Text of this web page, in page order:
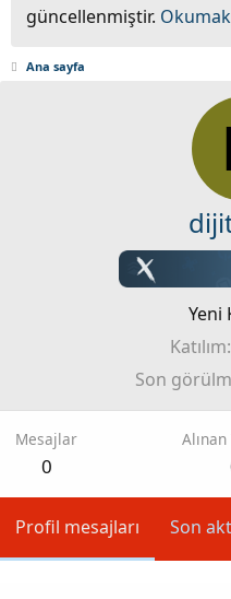
güncellenmiştir. Okumak
Ana sayfa
Yeni
Katılım
Son
Mesajlar
0
Profil mesajları Son